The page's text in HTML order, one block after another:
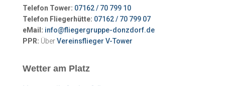
Telefon Tower: 07162 / 70 799 10
Telefon Fliegerhütte: 07162 / 70 799 07
eMail: info@fliegergruppe-donzdorf.de
PPR: ÜberVereinsflieger V-Tower
Wetter am Platz